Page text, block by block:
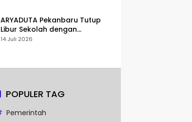
ARYADUTA Pekanbaru Tutup
Libur Sekolah dengan
Pengalaman Staycation
14 Juli 2026
POPULER TAG
Pemerintah